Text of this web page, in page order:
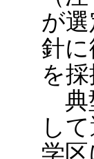
が
針
を
典
し
学